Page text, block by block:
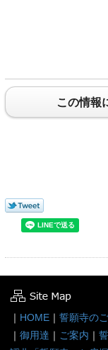
この情報
｜ HOME ｜ 誓願寺の
｜ 御用達 ｜ ご案内 ｜